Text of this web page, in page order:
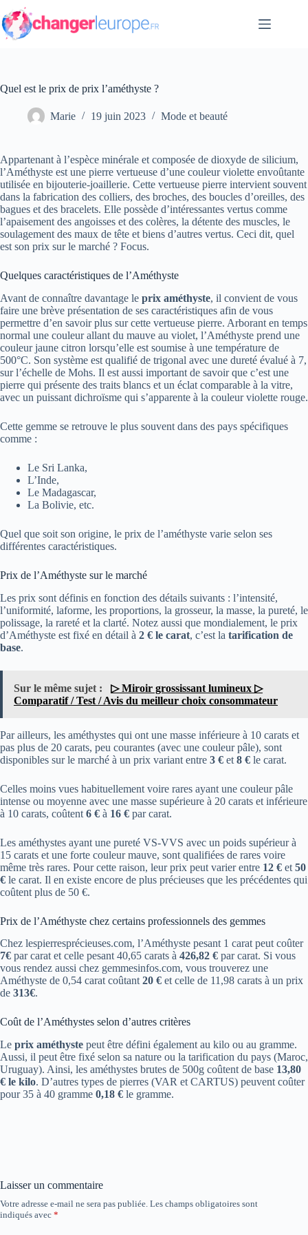
Passer
au
contenu
Quel est le prix de prix l’améthyste ?
Marie 19 juin 2023 Mode et beauté
Appartenant à l’espèce minérale et composée de dioxyde de silicium,
l’Améthyste est une pierre vertueuse d’une couleur violette envoûtante
utilisée en bijouterie-joaillerie. Cette vertueuse pierre intervient souvent
dans la fabrication des colliers, des broches, des boucles d’oreilles, des
bagues et des bracelets. Elle possède d’intéressantes vertus comme
l’apaisement des angoisses et des colères, la détente des muscles, le
soulagement des maux de tête et biens d’autres vertus. Ceci dit, quel
est son prix sur le marché ? Focus.
Quelques caractéristiques de l’Améthyste
Avant de connaître davantage le prix améthyste, il convient de vous
faire une brève présentation de ses caractéristiques afin de vous
permettre d’en savoir plus sur cette vertueuse pierre. Arborant en temps
normal une couleur allant du mauve au violet, l’Améthyste prend une
couleur jaune citron lorsqu’elle est soumise à une température de
500°C. Son système est qualifié de trigonal avec une dureté évalué à 7,
sur l’échelle de Mohs. Il est aussi important de savoir que c’est une
pierre qui présente des traits blancs et un éclat comparable à la vitre,
avec un puissant dichroïsme qui s’apparente à la couleur violette rouge.
Cette gemme se retrouve le plus souvent dans des pays spécifiques
comme :
Le Sri Lanka,
L’Inde,
Le Madagascar,
La Bolivie, etc.
Quel que soit son origine, le prix de l’améthyste varie selon ses
différentes caractéristiques.
Prix de l’Améthyste sur le marché
Les prix sont définis en fonction des détails suivants : l’intensité,
l’uniformité, laforme, les proportions, la grosseur, la masse, la pureté, le
polissage, la rareté et la clarté. Notez aussi que mondialement, le prix
d’Améthyste est fixé en détail à 2 € le carat, c’est la tarification de
base.
Sur le même sujet :
▷ Miroir grossissant lumineux ▷
Comparatif / Test / Avis du meilleur choix consommateur
Par ailleurs, les améthystes qui ont une masse inférieure à 10 carats et
pas plus de 20 carats, peu courantes (avec une couleur pâle), sont
disponibles sur le marché à un prix variant entre 3 € et 8 € le carat.
Celles moins vues habituellement voire rares ayant une couleur pâle
intense ou moyenne avec une masse supérieure à 20 carats et inférieure
à 10 carats, coûtent 6 € à 16 € par carat.
Les améthystes ayant une pureté VS-VVS avec un poids supérieur à
15 carats et une forte couleur mauve, sont qualifiées de rares voire
même très rares. Pour cette raison, leur prix peut varier entre 12 € et 50
€ le carat. Il en existe encore de plus précieuses que les précédentes qui
coûtent plus de 50 €.
Prix de l’Améthyste chez certains professionnels des gemmes
Chez lespierresprécieuses.com, l’Améthyste pesant 1 carat peut coûter
7€ par carat et celle pesant 40,65 carats à 426,82 € par carat. Si vous
vous rendez aussi chez gemmesinfos.com, vous trouverez une
Améthyste de 0,54 carat coûtant 20 € et celle de 11,98 carats à un prix
de 313€.
Coût de l’Améthystes selon d’autres critères
Le prix améthyste peut être défini également au kilo ou au gramme.
Aussi, il peut être fixé selon sa nature ou la tarification du pays (Maroc,
Uruguay). Ainsi, les améthystes brutes de 500g coûtent de base 13,80
€ le kilo. D’autres types de pierres (VAR et CARTUS) peuvent coûter
pour 35 à 40 gramme 0,18 € le gramme.
Laisser un commentaire
Votre adresse e-mail ne sera pas publiée. Les champs obligatoires sont
indiqués avec *